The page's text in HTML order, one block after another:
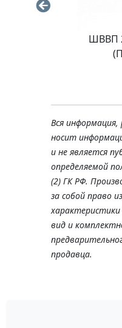
ШВВП
Вся
носит
и не является
определяемой
(2) ГК РФ.
за собой право
вид и
продавца.